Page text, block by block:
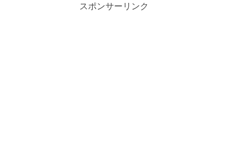
スポンサーリンク